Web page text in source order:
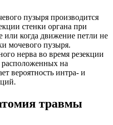
пузыря производится
стенки органа при
когда движение петли не
мочевого пузыря.
нерва во время резекции
расположенных на
вероятность интра- и
травмы